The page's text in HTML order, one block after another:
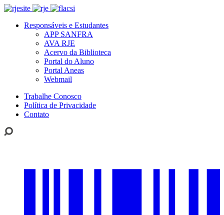
Responsáveis e Estudantes
APP SANFRA
AVA RJE
Acervo da Biblioteca
Portal do Aluno
Portal Aneas
Webmail
Trabalhe Conosco
Política de Privacidade
Contato